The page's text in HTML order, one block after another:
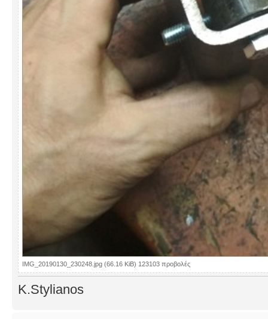
IMG_20190130_230248.jpg (66.16 KiB) 123103 προβολές
K.Stylianos